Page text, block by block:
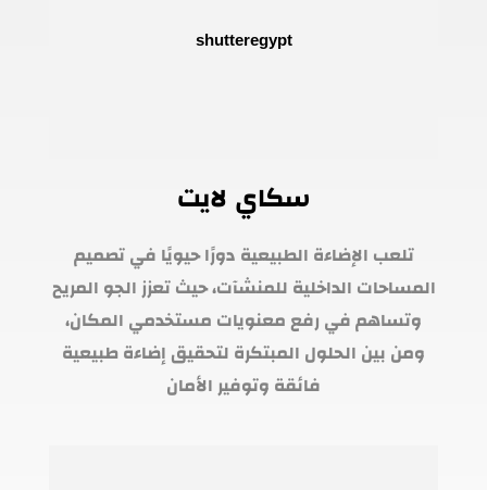
سكاي لايت
تلعب الإضاءة الطبيعية دورًا حيويًا في تصميم
المساحات الداخلية للمنشآت، حيث تعزز الجو المريح
وتساهم في رفع معنويات مستخدمي المكان،
ومن بين الحلول المبتكرة لتحقيق إضاءة طبيعية
فائقة وتوفير الأمان